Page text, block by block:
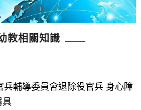
教相關知識
兵輔導委員會退除役官兵 身心障
具